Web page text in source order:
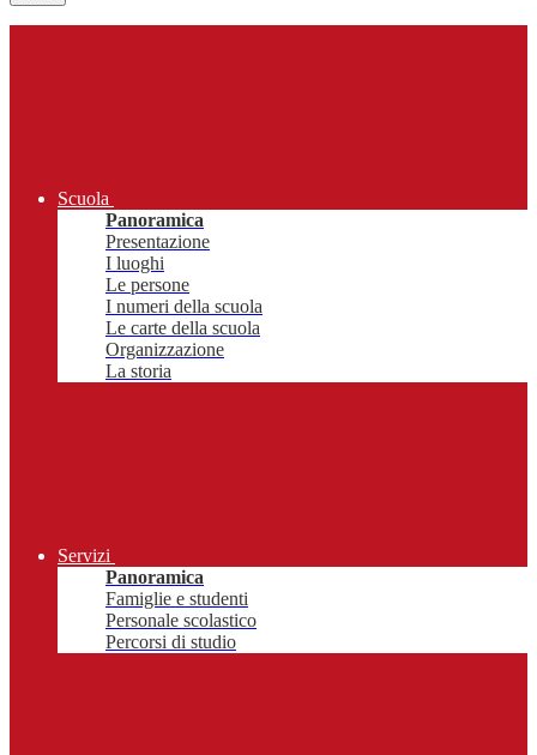
Scuola
Panoramica
Presentazione
I luoghi
Le persone
I numeri della scuola
Le carte della scuola
Organizzazione
La storia
Servizi
Panoramica
Famiglie e studenti
Personale scolastico
Percorsi di studio